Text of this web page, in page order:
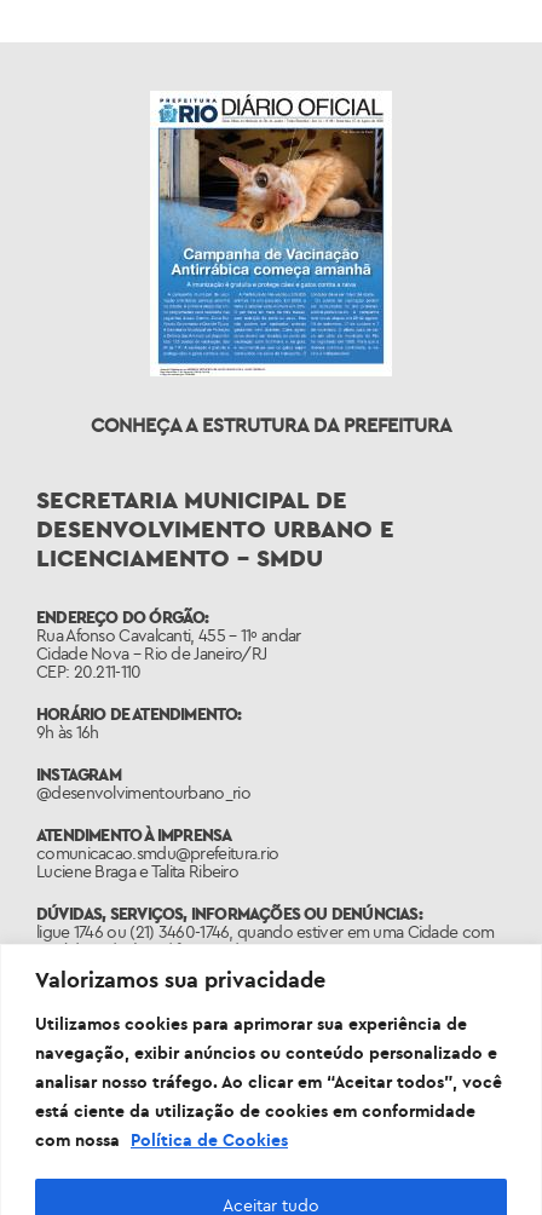
Valorizamos sua privacidade
Utilizamos cookies para aprimorar sua experiência de
navegação, exibir anúncios ou conteúdo personalizado e
analisar nosso tráfego. Ao clicar em “Aceitar todos”, você
está ciente da utilização de cookies em conformidade
com nossa
Política de Cookies
Aceitar tudo
CONHEÇA A ESTRUTURA DA PREFEITURA
SECRETARIA MUNICIPAL DE
DESENVOLVIMENTO URBANO E
LICENCIAMENTO – SMDU
ENDEREÇO DO ÓRGÃO:
Rua Afonso Cavalcanti, 455 – 11º andar
Cidade Nova – Rio de Janeiro/RJ
CEP: 20.211-110
HORÁRIO DE ATENDIMENTO:
9h às 16h
INSTAGRAM
@desenvolvimentourbano_rio
ATENDIMENTO À IMPRENSA
comunicacao.smdu@prefeitura.rio
Luciene Braga e Talita Ribeiro
DÚVIDAS, SERVIÇOS, INFORMAÇÕES OU DENÚNCIAS:
ligue 1746 ou (21) 3460-1746, quando estiver em uma Cidade com
o código de área diferente do 21.
PORTAL: